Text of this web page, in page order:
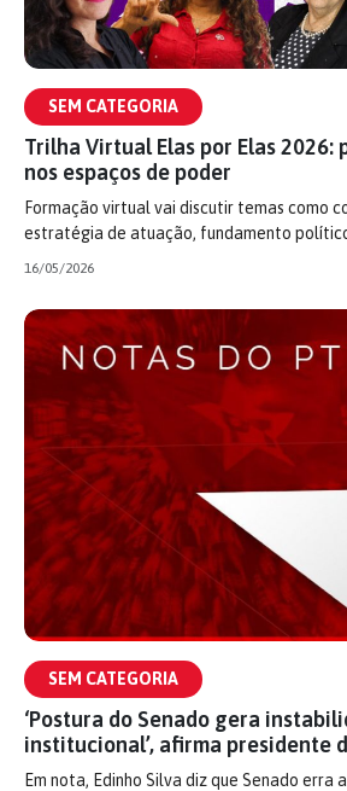
SEM CATEGORIA
Trilha Virtual Elas por Elas 2026:
nos espaços de poder
Formação virtual vai discutir temas como
estratégia de atuação, fundamento
16/05/2026
SEM CATEGORIA
‘Postura do Senado gera
institucional’, afirma presidente
Em nota, Edinho Silva diz que Senado erra